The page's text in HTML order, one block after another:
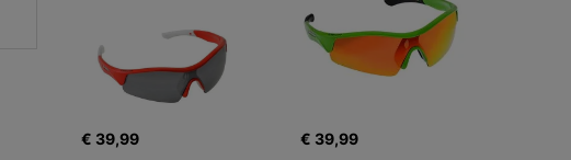
€ 39,99 € 39,99